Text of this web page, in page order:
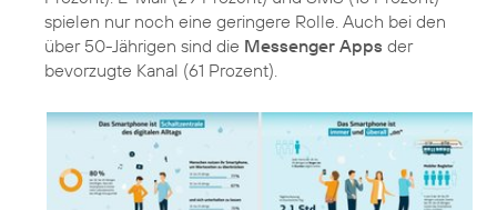
spielen nur noch eine geringere Rolle. Auch bei den
über 50-Jährigen sind die Messenger Apps der
bevorzugte Kanal (61 Prozent).